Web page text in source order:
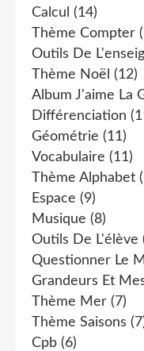
Calcul (14)
Thème Compter
Outils De
Thème Noël (12)
Album J'aime La
Différenciation
Géométrie (11)
Vocabulaire (11)
Thème Alphabet
Espace (9)
Musique (8)
Outils De L'élève
Questionner Le
Grandeurs Et
Thème Mer (7)
Thème Saisons
Cpb (6)